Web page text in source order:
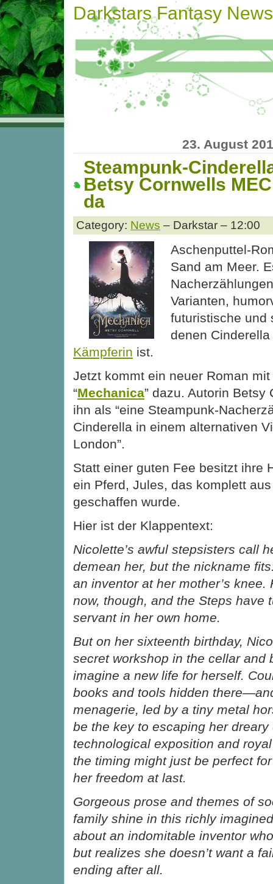
Darkstars Fantasy News
23. August
Steampunk-
Betsy Cornwells
da
Category: News – Darkstar – 12:00
Aschenputtel-
Sand am Meer.
Varianten,
futuristische und
denen
Kämpferin ist.
Jetzt kommt ein neuer Roman
“Mechanica” dazu. Autorin Betsy
ihn als “eine Steampunk-
Cinderella in einem alternativen
London”.
Statt einer guten Fee besitzt ihre
ein Pferd, Jules, das komplett
geschaffen wurde.
Hier ist der Klappentext:
Nicolette’s awful stepsisters call
demean her, but the nickname
an inventor at her mother’s knee.
now, though, and the Steps have
servant in her own home.
But on her sixteenth birthday,
secret workshop in the cellar and
imagine a new life for herself.
books and tools hidden
menagerie, led by a tiny metal
be the key to escaping her
technological exposition and
the timing might just be perfect
her freedom at last.
Gorgeous prose and themes of
family shine in this richly
about an indomitable inventor
but realizes she doesn’t want a
ending after all.